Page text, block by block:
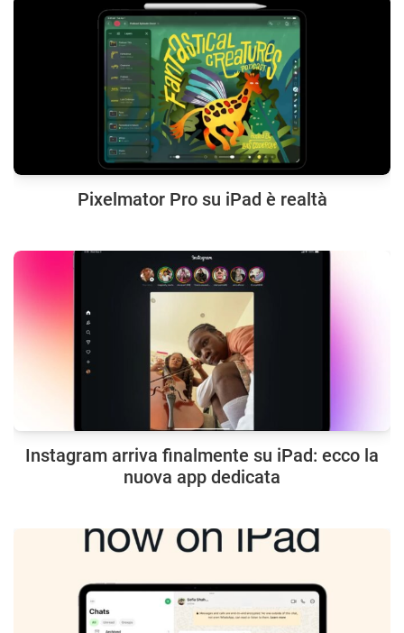
Pixelmator Pro su iPad è realtà
Instagram arriva finalmente su iPad: ecco la
nuova app dedicata